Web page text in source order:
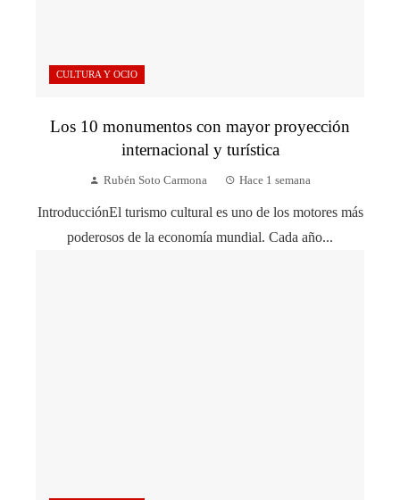
CULTURA Y OCIO
Los 10 monumentos con mayor proyección
internacional y turística
Rubén Soto Carmona Hace 1 semana
IntroducciónEl turismo cultural es uno de los motores más
poderosos de la economía mundial. Cada año...